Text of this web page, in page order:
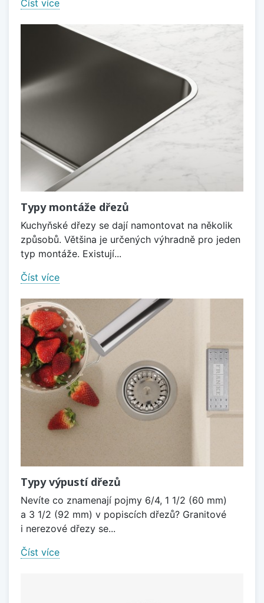
Číst více
Typy montáže dřezů
Kuchyňské dřezy se dají namontovat na několik
způsobů. Většina je určených výhradně pro jeden
typ montáže. Existují...
Číst více
Typy výpustí dřezů
Nevíte co znamenají pojmy 6/4, 1 1/2 (60 mm)
a 3 1/2 (92 mm) v popiscích dřezů? Granitové
i nerezové dřezy se...
Číst více